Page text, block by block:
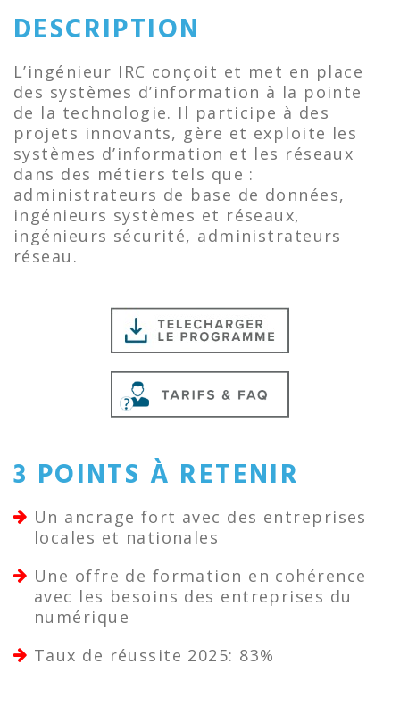
DESCRIPTION
L’ingénieur IRC conçoit et met en place
des systèmes d’information à la pointe
de la technologie. Il participe à des
projets innovants, gère et exploite les
systèmes d’information et les réseaux
dans des métiers tels que :
administrateurs de base de données,
ingénieurs systèmes et réseaux,
ingénieurs sécurité, administrateurs
réseau.
3 POINTS À RETENIR
Un ancrage fort avec des entreprises
locales et nationales
Une offre de formation en cohérence
avec les besoins des entreprises du
numérique
Taux de réussite 2025: 83%